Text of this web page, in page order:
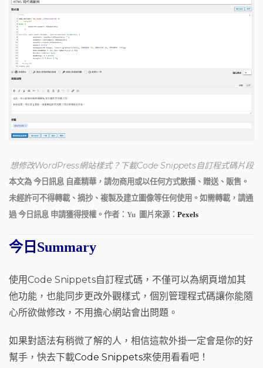
想修改WordPress網站樣式？下載Code Snippets自訂程式碼片段
本文為 今日訊息 自產精華，請勿商用或以任何方式散播、贈送、販售。
未經許可不得轉載、摘抄、複製及建立圖像等任何使用。如需轉載，請通
過 今日訊息 申請獲得授權。作者：Yu 圖片來源： Pexels
今日Summary
使用Code Snippets自訂程式碼，不僅可以為網頁增加其
他功能，也能同步更改外觀樣式，個別管理程式碼讓你能隨
心所欲做修改，不用擔心網站會出問題。
如果對語法有稍微了解的人，相信這款外掛一定會是你的好
幫手，快去下載Code Snippets來使用看看吧！